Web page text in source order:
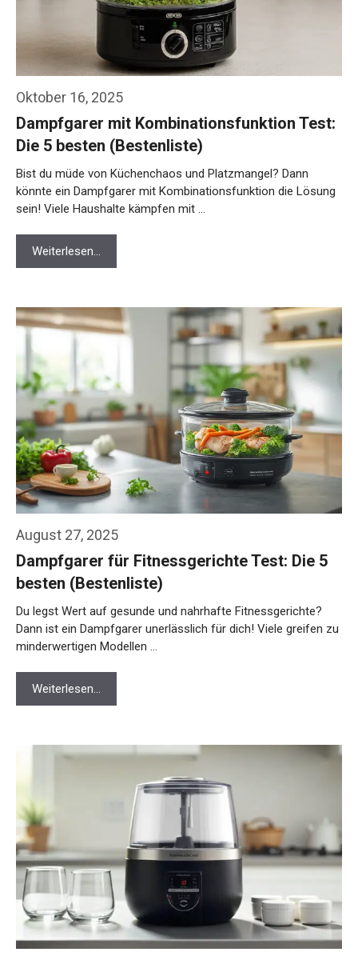
Oktober 16, 2025
Dampfgarer mit Kombinationsfunktion Test:
Die 5 besten (Bestenliste)
Bist du müde von Küchenchaos und Platzmangel? Dann
könnte ein Dampfgarer mit Kombinationsfunktion die Lösung
sein! Viele Haushalte kämpfen mit …
Weiterlesen…
August 27, 2025
Dampfgarer für Fitnessgerichte Test: Die 5
besten (Bestenliste)
Du legst Wert auf gesunde und nahrhafte Fitnessgerichte?
Dann ist ein Dampfgarer unerlässlich für dich! Viele greifen zu
minderwertigen Modellen …
Weiterlesen…